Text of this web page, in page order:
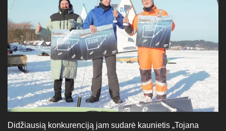
Didžiausią konkurenciją jam sudarė kaunietis „Tojana